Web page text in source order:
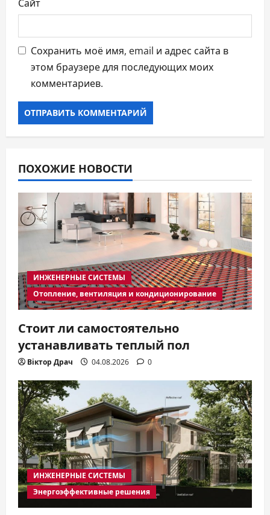
Сайт
Сохранить моё имя, email и адрес сайта в
этом браузере для последующих моих
комментариев.
ПОХОЖИЕ НОВОСТИ
ИНЖЕНЕРНЫЕ СИСТЕМЫ
Отопление, вентиляция и кондиционирование
Стоит ли самостоятельно
устанавливать теплый пол
Віктор Драч 04.08.2026 0
ИНЖЕНЕРНЫЕ СИСТЕМЫ
Энергоэффективные решения